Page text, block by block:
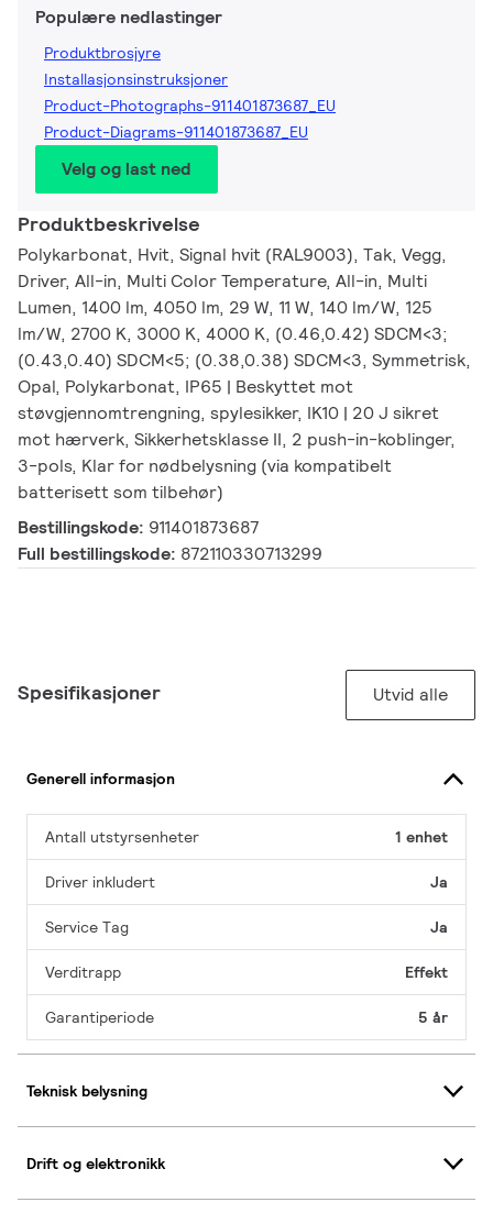
Populære nedlastinger
Produktbrosjyre
Installasjonsinstruksjoner
Product-Photographs-911401873687_EU
Product-Diagrams-911401873687_EU
Velg og last ned
Produktbeskrivelse
Polykarbonat, Hvit, Signal hvit (RAL9003), Tak, Vegg,
Driver, All-in, Multi Color Temperature, All-in, Multi
Lumen, 1400 lm, 4050 lm, 29 W, 11 W, 140 lm/W, 125
lm/W, 2700 K, 3000 K, 4000 K, (0.46,0.42) SDCM<3;
(0.43,0.40) SDCM<5; (0.38,0.38) SDCM<3, Symmetrisk,
Opal, Polykarbonat, IP65 | Beskyttet mot
støvgjennomtrengning, spylesikker, IK10 | 20 J sikret
mot hærverk, Sikkerhetsklasse II, 2 push-in-koblinger,
3-pols, Klar for nødbelysning (via kompatibelt
batterisett som tilbehør)
Bestillingskode: 911401873687
Full bestillingskode: 872110330713299
Spesifikasjoner Utvid alle
Generell informasjon
Antall utstyrsenheter 1 enhet
Driver inkludert Ja
Service Tag Ja
Verditrapp Effekt
Garantiperiode 5 år
Teknisk belysning
Drift og elektronikk